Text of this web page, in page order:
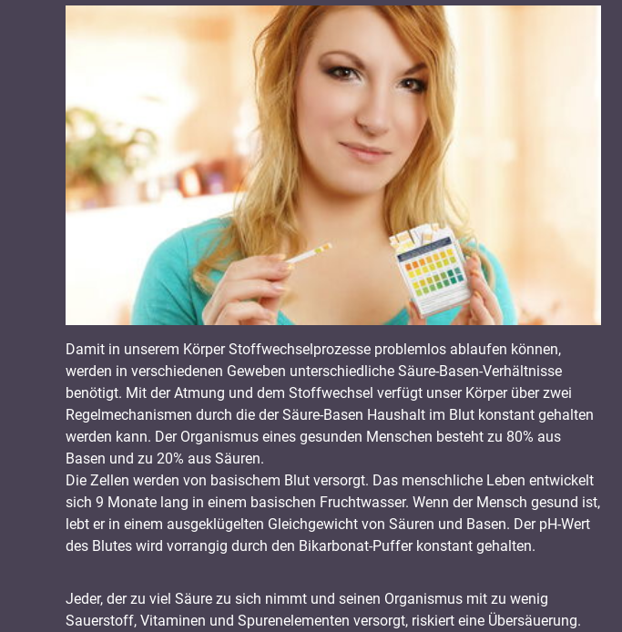
Damit in unserem Körper Stoffwechselprozesse problemlos ablaufen können,
werden in verschiedenen Geweben unterschiedliche Säure-Basen-Verhältnisse
benötigt. Mit der Atmung und dem Stoffwechsel verfügt unser Körper über zwei
Regelmechanismen durch die der Säure-Basen Haushalt im Blut konstant gehalten
werden kann. Der Organismus eines gesunden Menschen besteht zu 80% aus
Basen und zu 20% aus Säuren.
Die Zellen werden von basischem Blut versorgt. Das menschliche Leben entwickelt
sich 9 Monate lang in einem basischen Fruchtwasser. Wenn der Mensch gesund ist,
lebt er in einem ausgeklügelten Gleichgewicht von Säuren und Basen. Der pH-Wert
des Blutes wird vorrangig durch den Bikarbonat-Puffer konstant gehalten.
Jeder, der zu viel Säure zu sich nimmt und seinen Organismus mit zu wenig
Sauerstoff, Vitaminen und Spurenelementen versorgt, riskiert eine Übersäuerung.